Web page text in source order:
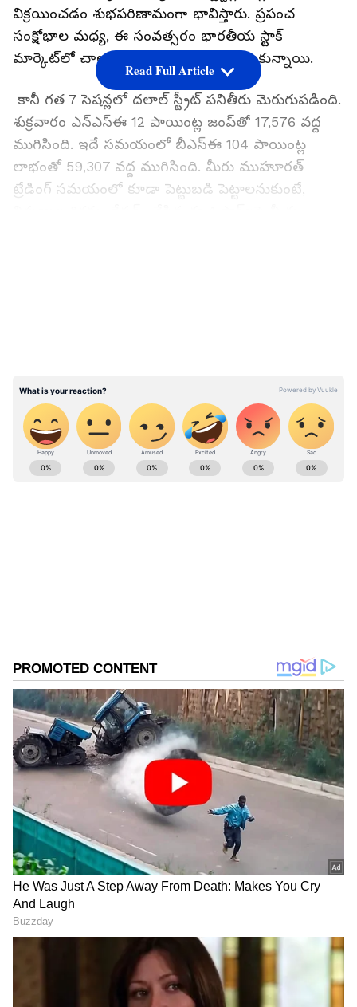
విక్రయించడం శుభపరిణామంగా భావిస్తారు. ప్రపంచ
సంక్షోభాల మధ్య, ఈ సంవత్సరం భారతీయ స్టాక్
మార్కెట్‌లో చాలా హెచ్చు తగ్గులు చోటుచేసుకున్నాయి.
కానీ గత 7 సెషన్లలో దలాల్ స్ట్రీట్ పనితీరు మెరుగుపడింది.
శుక్రవారం ఎన్‌ఎస్‌ఈ 12 పాయింట్ల జంప్‌తో 17,576 వద్ద
ముగిసింది. ఇదే సమయంలో బీఎస్ఈ 104 పాయింట్ల
లాభంతో 59,307 వద్ద ముగిసింది. మీరు ముహూరత్
ట్రేడింగ్ సమయంలో కూడా పెట్టుబడి పెట్టాలనుకుంటే,
6.50)
2- ఎలక్ట్రానిక్ మార్ట్ - రూ. 102 టార్గెట్ ధర (స్టాప్ లాస్ -
రూ. 80)
Read Full Article
ABOUT THE AUTHOR
DOWNLOAD APP